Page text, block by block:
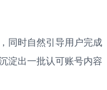
同时自然引导用户完成
淀出一批认可账号内容